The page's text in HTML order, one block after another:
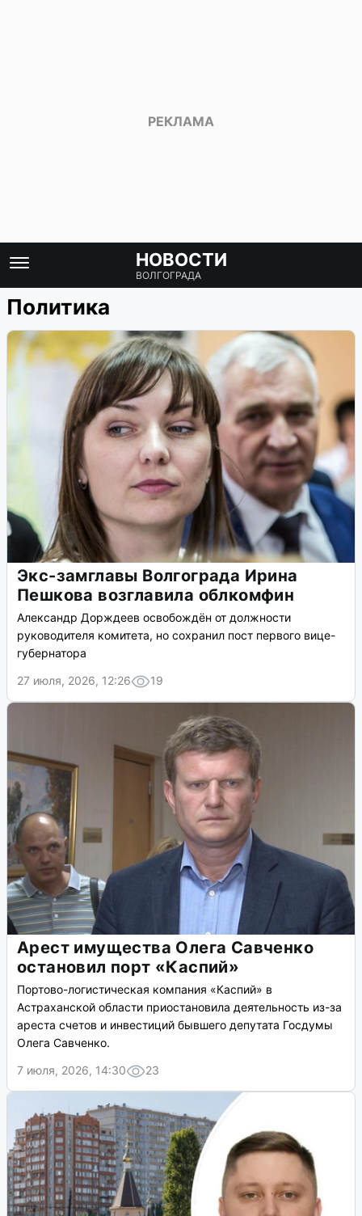
НОВОСТИ
ВОЛГОГРАДА
Политика
Экс-замглавы Волгограда Ирина
Пешкова возглавила облкомфин
Александр Дорждеев освобождён от должности
руководителя комитета, но сохранил пост первого вице-
губернатора
27 июля, 2026, 12:26
19
Арест имущества Олега Савченко
остановил порт «Каспий»
Портово-логистическая компания «Каспий» в
Астраханской области приостановила деятельность из-за
ареста счетов и инвестиций бывшего депутата Госдумы
Олега Савченко.
7 июля, 2026, 14:30
23